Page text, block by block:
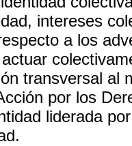
intereses
a los
transversal al
por los
liderada